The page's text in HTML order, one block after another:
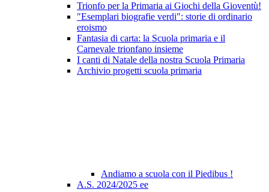
Trionfo per la Primaria ai Giochi della Gioventù!
"Esemplari biografie verdi": storie di ordinario
eroismo
Fantasia di carta: la Scuola primaria e il
Carnevale trionfano insieme
I canti di Natale della nostra Scuola Primaria
Archivio progetti scuola primaria
Andiamo a scuola con il Piedibus !
A.S. 2024/2025 ee